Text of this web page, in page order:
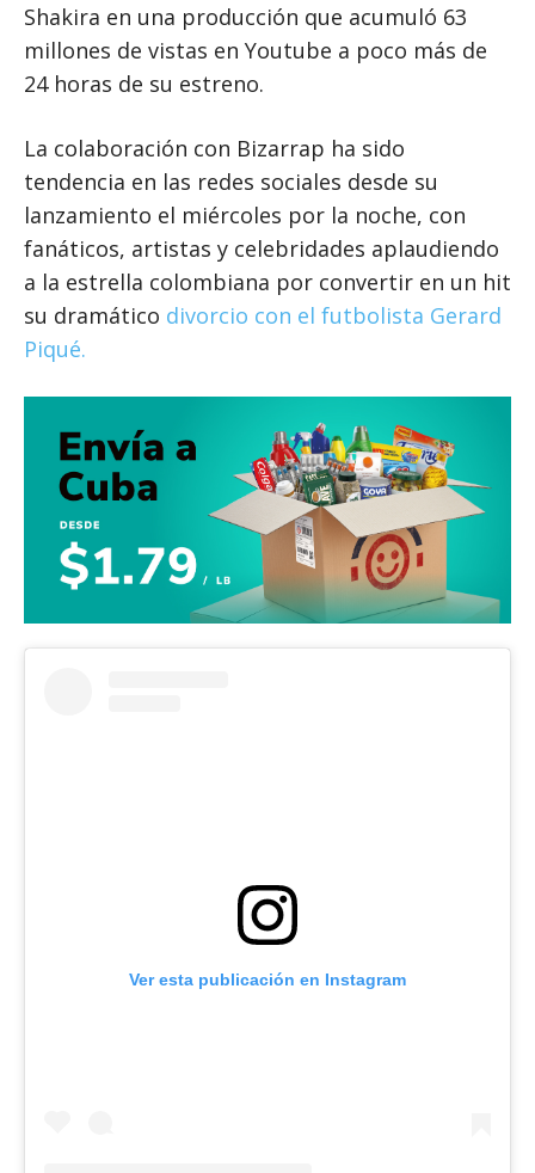
Shakira en una producción que acumuló 63
millones de vistas en Youtube a poco más de
24 horas de su estreno.
La colaboración con Bizarrap ha sido
tendencia en las redes sociales desde su
lanzamiento el miércoles por la noche, con
fanáticos, artistas y celebridades aplaudiendo
a la estrella colombiana por convertir en un hit
su dramático divorcio con el futbolista Gerard
Piqué.
Ver esta publicación en Instagram